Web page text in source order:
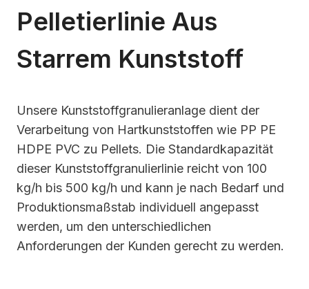
Pelletierlinie Aus
Starrem Kunststoff
Unsere Kunststoffgranulieranlage dient der
Verarbeitung von Hartkunststoffen wie PP PE
HDPE PVC zu Pellets. Die Standardkapazität
dieser Kunststoffgranulierlinie reicht von 100
kg/h bis 500 kg/h und kann je nach Bedarf und
Produktionsmaßstab individuell angepasst
werden, um den unterschiedlichen
Anforderungen der Kunden gerecht zu werden.